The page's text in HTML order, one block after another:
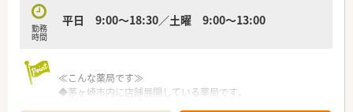
■清潔感あふれる明るく綺麗な店舗設計が特徴で、医療機関とし
【こんな取り組みをしています】
■調剤業務の過誤防止と効率化を図るために最先端の自動化設
勤務
時間
平日 9:00～18:30／土曜 9:00～13:00
≪こんな薬局です≫
◆茅ヶ崎市内に店舗展開している薬局です。